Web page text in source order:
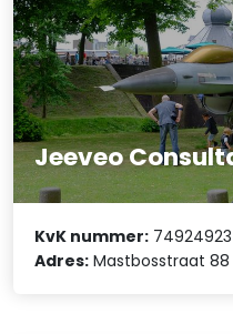
Jeeveo
KvK nummer: 74924923
Adres: Mastbosstraat 88